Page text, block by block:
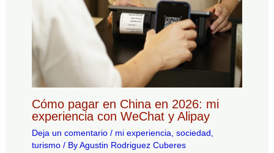
Cómo pagar en China en 2026: mi
experiencia con WeChat y Alipay
Deja un comentario / mi experiencia sociedad
turismo/ ByAgustin Rodriguez Cuberes